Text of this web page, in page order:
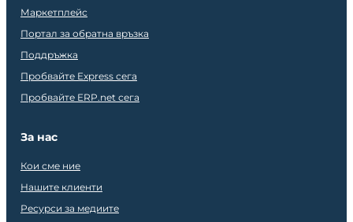
Маркетплейс
Портал за обратна връзка
Поддръжка
Пробвайте Express сега
Пробвайте ERP.net сега
За нас
Кои сме ние
Нашите клиенти
Ресурси за медиите